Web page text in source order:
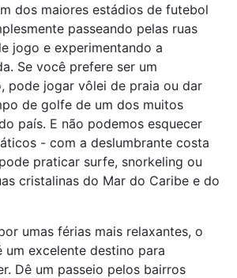
dos maiores estádios de futebol
passeando pelas ruas
jogo e experimentando a
Se você prefere ser um
pode jogar vôlei de praia ou dar
de golfe de um dos muitos
país. E não podemos esquecer
- com a deslumbrante costa
praticar surfe, snorkeling ou
cristalinas do Mar do Caribe e do
umas férias mais relaxantes, o
um excelente destino para
Dê um passeio pelos bairros